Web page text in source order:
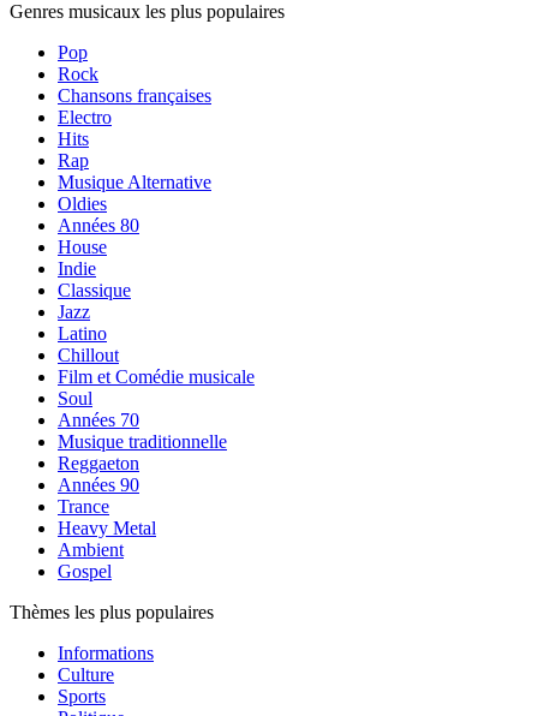
Genres musicaux les plus populaires
Pop
Rock
Chansons françaises
Electro
Hits
Rap
Musique Alternative
Oldies
Années 80
House
Indie
Classique
Jazz
Latino
Chillout
Film et Comédie musicale
Soul
Années 70
Musique traditionnelle
Reggaeton
Années 90
Trance
Heavy Metal
Ambient
Gospel
Thèmes les plus populaires
Informations
Culture
Sports